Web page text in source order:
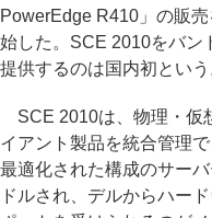
PowerEdge R410」の販売
始した。SCE 2010をバン
提供するのは国内初という
SCE 2010は、物理・仮
イアント製品を統合管理
最適化された構成のサー
ドルされ、デルからハー